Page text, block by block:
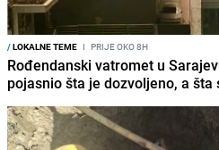
/LOKALNE TEME I PRIJE OKO 8H
Rođendanski vatromet u
pojasnio šta je dozvoljeno, a šta